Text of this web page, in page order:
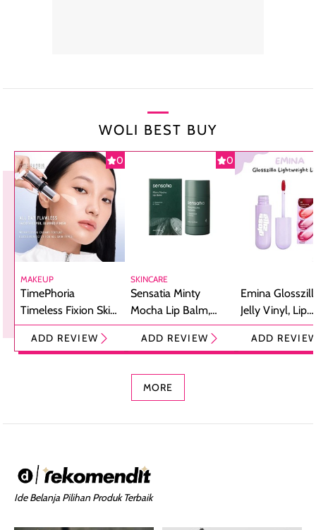
WOLI BEST BUY
0
MAKEUP
TimePhoria
Timeless Fixion Skin
Tint Stick,
Foundation dan
ADD REVIEW
0
SKINCARE
Sensatia Minty
Mocha Lip Balm,
Pelembap Bibir
dengan Aroma
ADD REVIEW
Emina
Jelly Vinyl, Lip
Cream Glossy
Ringan
ADD
MORE
Ide Belanja Pilihan Produk Terbaik